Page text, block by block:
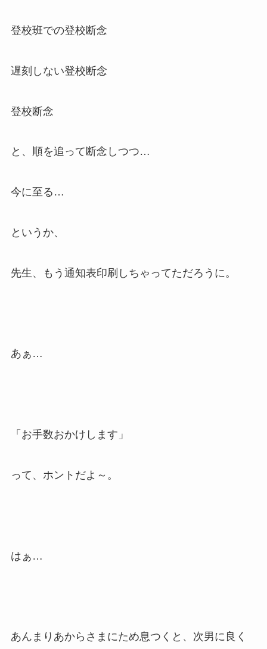
登校班での登校断念
遅刻しない登校断念
登校断念
と、順を追って断念しつつ…
今に至る…
というか、
先生、もう通知表印刷しちゃってただろうに。
あぁ…
「お手数おかけします」
って、ホントだよ～。
はぁ…
あんまりあからさまにため息つくと、次男に良く